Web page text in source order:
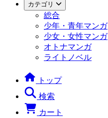
カテゴリ
総合
少年・青年マンガ
少女・女性マンガ
オトナマンガ
ライトノベル
トップ
検索
カート